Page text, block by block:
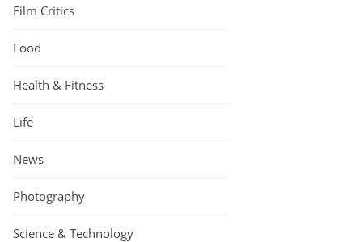
Film Critics
Food
Health & Fitness
Life
News
Photography
Science & Technology